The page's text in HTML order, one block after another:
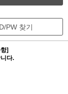
PW 찾기
]
다.